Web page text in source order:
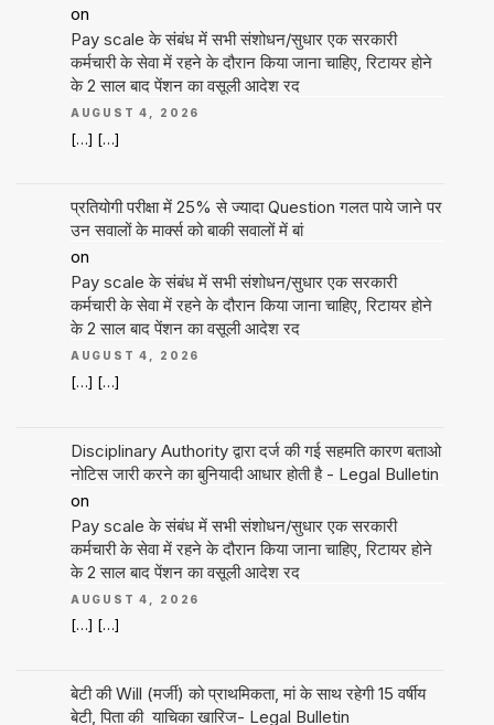
on
Pay scale के संबंध में सभी संशोधन/सुधार एक सरकारी
कर्मचारी के सेवा में रहने के दौरान किया जाना चाहिए, रिटायर होने
के 2 साल बाद पेंशन का वसूली आदेश रद
AUGUST 4, 2026
[…] […]
प्रतियोगी परीक्षा में 25% से ज्यादा Question गलत पाये जाने पर
उन सवालों के मार्क्स को बाकी सवालों में बां
on
Pay scale के संबंध में सभी संशोधन/सुधार एक सरकारी
कर्मचारी के सेवा में रहने के दौरान किया जाना चाहिए, रिटायर होने
के 2 साल बाद पेंशन का वसूली आदेश रद
AUGUST 4, 2026
[…] […]
Disciplinary Authority द्वारा दर्ज की गई सहमति कारण बताओ
नोटिस जारी करने का बुनियादी आधार होती है - Legal Bulletin
on
Pay scale के संबंध में सभी संशोधन/सुधार एक सरकारी
कर्मचारी के सेवा में रहने के दौरान किया जाना चाहिए, रिटायर होने
के 2 साल बाद पेंशन का वसूली आदेश रद
AUGUST 4, 2026
[…] […]
बेटी की Will (मर्जी) को प्राथमिकता, मां के साथ रहेगी 15 वर्षीय
बेटी, पिता की याचिका खारिज- Legal Bulletin